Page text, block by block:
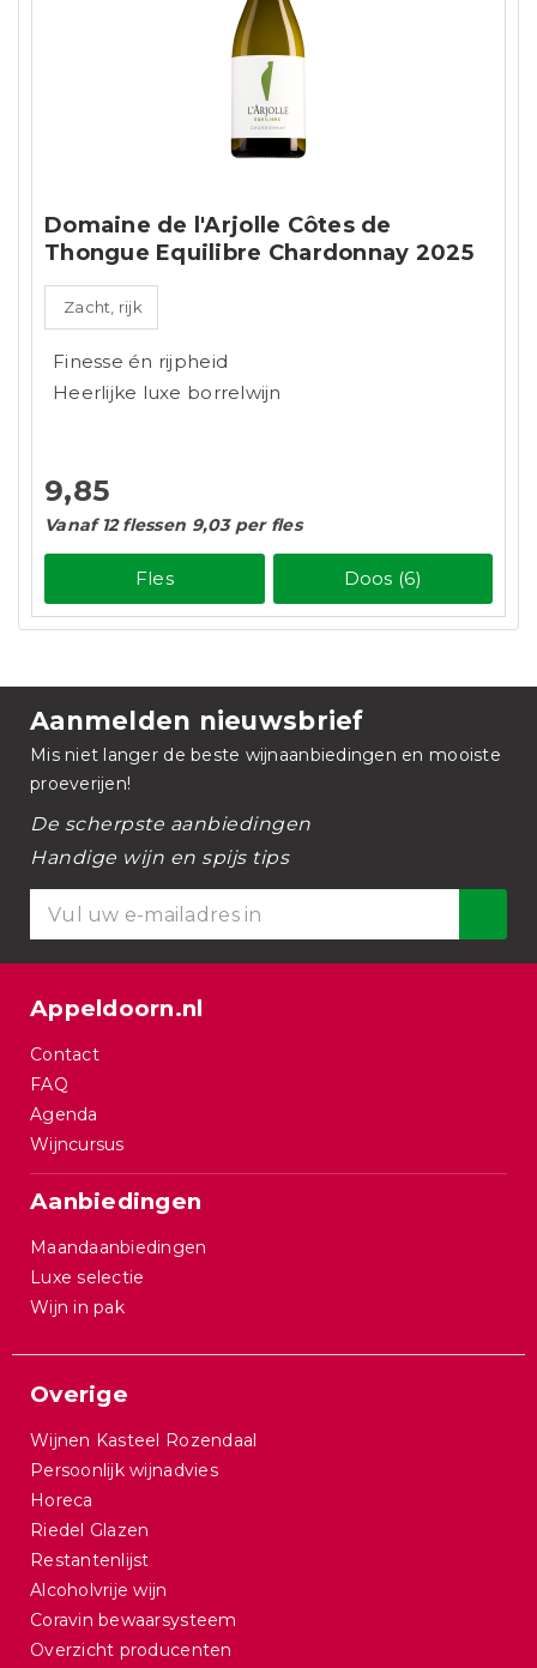
Domaine de l'Arjolle Côtes de
Thongue Equilibre Chardonnay 2025
Zacht, rijk
Finesse én rijpheid
Heerlijke luxe borrelwijn
9,85
Vanaf 12 flessen 9,03 per fles
Fles Doos (6)
Aanmelden nieuwsbrief
Mis niet langer de beste wijnaanbiedingen en mooiste
proeverijen!
De scherpste aanbiedingen
Handige wijn en spijs tips
Appeldoorn.nl
Contact
FAQ
Agenda
Wijncursus
Aanbiedingen
Maandaanbiedingen
Luxe selectie
Wijn in pak
Overige
Wijnen Kasteel Rozendaal
Persoonlijk wijnadvies
Horeca
Riedel Glazen
Restantenlijst
Alcoholvrije wijn
Coravin bewaarsysteem
Overzicht producenten